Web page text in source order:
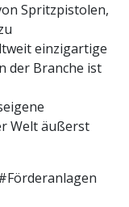
Spritzpistolen,
einzigartige
der Branche ist
Welt äußerst